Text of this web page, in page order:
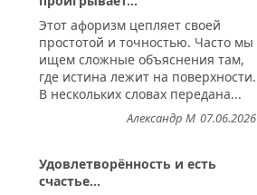
Этот афоризм цепляет своей
простотой и точностью. Часто мы
ищем сложные объяснения там,
где истина лежит на поверхности.
В нескольких словах передана...
07.06.2026
Александр М
Удовлетворённость и есть
счастье...